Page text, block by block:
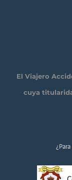
El Viajero
cuya